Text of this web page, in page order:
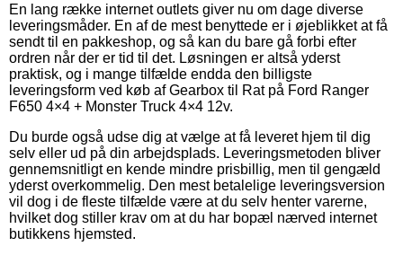
En lang række internet outlets giver nu om dage diverse
leveringsmåder. En af de mest benyttede er i øjeblikket at få
sendt til en pakkeshop, og så kan du bare gå forbi efter
ordren når der er tid til det. Løsningen er altså yderst
praktisk, og i mange tilfælde endda den billigste
leveringsform ved køb af Gearbox til Rat på Ford Ranger
F650 4×4 + Monster Truck 4×4 12v.
Du burde også udse dig at vælge at få leveret hjem til dig
selv eller ud på din arbejdsplads. Leveringsmetoden bliver
gennemsnitligt en kende mindre prisbillig, men til gengæld
yderst overkommelig. Den mest betalelige leveringsversion
vil dog i de fleste tilfælde være at du selv henter varerne,
hvilket dog stiller krav om at du har bopæl nærved internet
butikkens hjemsted.